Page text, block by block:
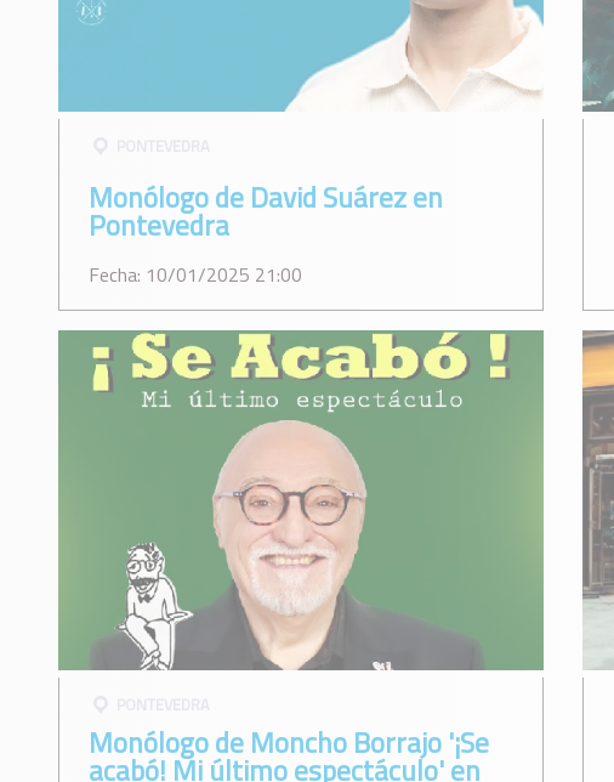
Monólogo de David Suárez en
Pontevedra
Fecha: 10/01/2025 21:00
Monólogo de Moncho Borrajo '¡Se
acabó! Mi último espectáculo' en